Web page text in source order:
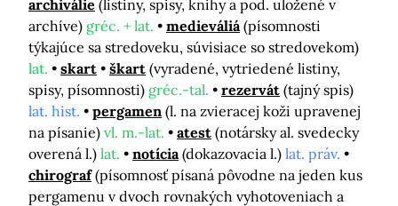
archiválie (listiny, spisy, knihy a pod. uložené v
archíve) gréc. + lat. medieváliá (písomnosti
týkajúce sa stredoveku, súvisiace so stredovekom)
lat.
skart škart (vyradené, vytriedené listiny,
spisy, písomnosti) gréc.-tal. rezervát (tajný spis)
lat. hist.
pergamen (l. na zvieracej koži upravenej
na písanie) vl. m.-lat. atest (notársky al. svedecky
overená l.) lat. notícia (dokazovacia l.) lat. práv.
chirograf (písomnosť písaná pôvodne na jeden kus
pergamenu v dvoch rovnakých vyhotoveniach a